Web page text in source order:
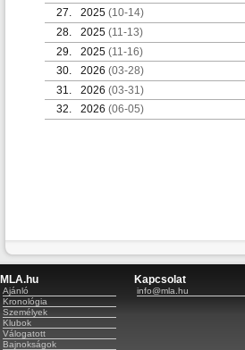
27.
2025 (10-14)
28.
2025 (11-13)
29.
2025 (11-16)
30.
2026 (03-28)
31.
2026 (03-31)
32.
2026 (06-05)
MLA.hu
Ajánló
Kronológia
Személyek
Klubok
Válogatott
Bajnokságok
Kapcsolat
info@mla.hu